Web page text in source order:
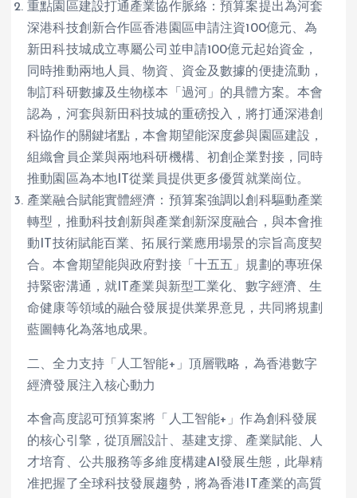
重點園區建設打通產業協作脈絡：預算案提出為河套
深港科技創新合作區香港園區申請注資100億元、為
新田科技城成立專屬公司並申請100億元起始資金，
同時推動兩地人員、物資、資金及數據的便捷流動，
制訂科研數據及生物樣本「過河」的具體方案。本會
認為，河套與新田科技城的重磅投入，將打通深港創
科協作的關鍵堵點，本會期望能深度參與園區建設，
組織會員企業與兩地科研機構、初創企業對接，同時
推動園區為本地IT從業員提供更多優質就業崗位。
產業融合賦能實體經濟：預算案強調以創科驅動產業
轉型，推動科技創新與產業創新深度融合，與本會推
動IT技術賦能百業、拓展行業應用場景的宗旨高度契
合。本會期望能與政府對接「十五五」規劃的專班保
持緊密溝通，就IT產業與新型工業化、數字經濟、生
命健康等領域的融合發展提供業界意見，共同將規劃
藍圖轉化為落地成果。
二、全力支持「人工智能+」頂層戰略，為香港數字
經濟發展注入核心動力
本會高度認可預算案將「人工智能+」作為創科發展
的核心引擎，從頂層設計、基建支撐、產業賦能、人
才培育、公共服務等多維度構建AI發展生態，此舉精
准把握了全球科技發展趨勢，將為香港IT產業的高質